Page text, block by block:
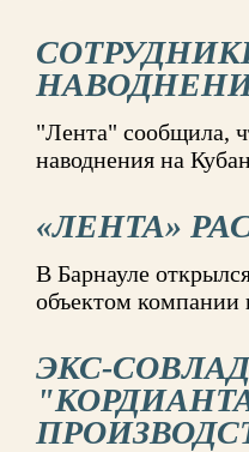
"Лента" сообщила,
наводнения на
«ЛЕНТА»
В Барнауле
объектом компании
ЭКС-